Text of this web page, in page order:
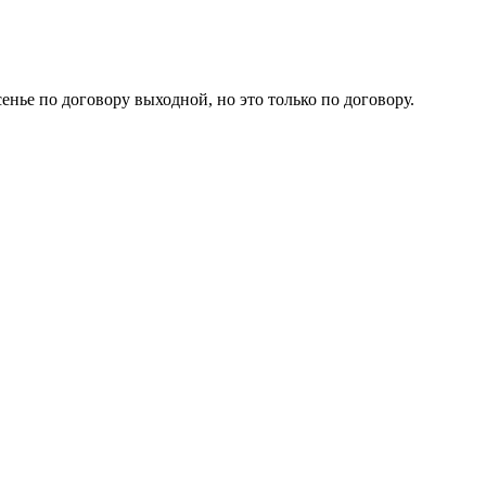
по договору выходной, но это только по договору.